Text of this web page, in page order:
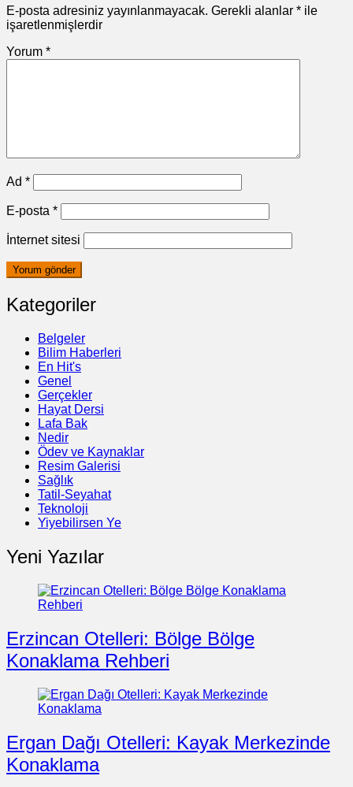
E-posta adresiniz yayınlanmayacak. Gerekli alanlar * ile
işaretlenmişlerdir
Yorum *
Ad *
E-posta *
İnternet sitesi
Kategoriler
Belgeler
Bilim Haberleri
En Hit's
Genel
Gerçekler
Hayat Dersi
Lafa Bak
Nedir
Ödev ve Kaynaklar
Resim Galerisi
Sağlık
Tatil-Seyahat
Teknoloji
Yiyebilirsen Ye
Yeni Yazılar
Erzincan Otelleri: Bölge Bölge
Konaklama Rehberi
Ergan Dağı Otelleri: Kayak Merkezinde
Konaklama